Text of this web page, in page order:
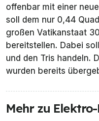
offenbar mit einer
soll dem nur 0,44
großen Vatikanstaat
bereitstellen. Dabei
und den Tris handeln.
wurden bereits
Mehr zu